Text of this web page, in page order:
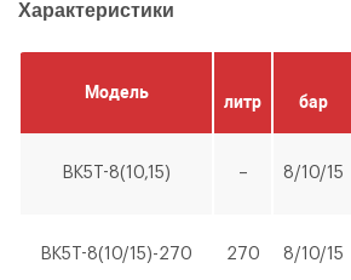
Характеристики
Модель
литр бар
BK5T-8(10,15) – 8/10/15
BK5T-8(10/15)-270 270 8/10/15